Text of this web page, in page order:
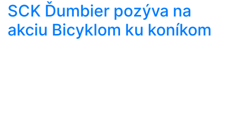
SCK Ďumbier pozýva na
akciu Bicyklom ku koníkom